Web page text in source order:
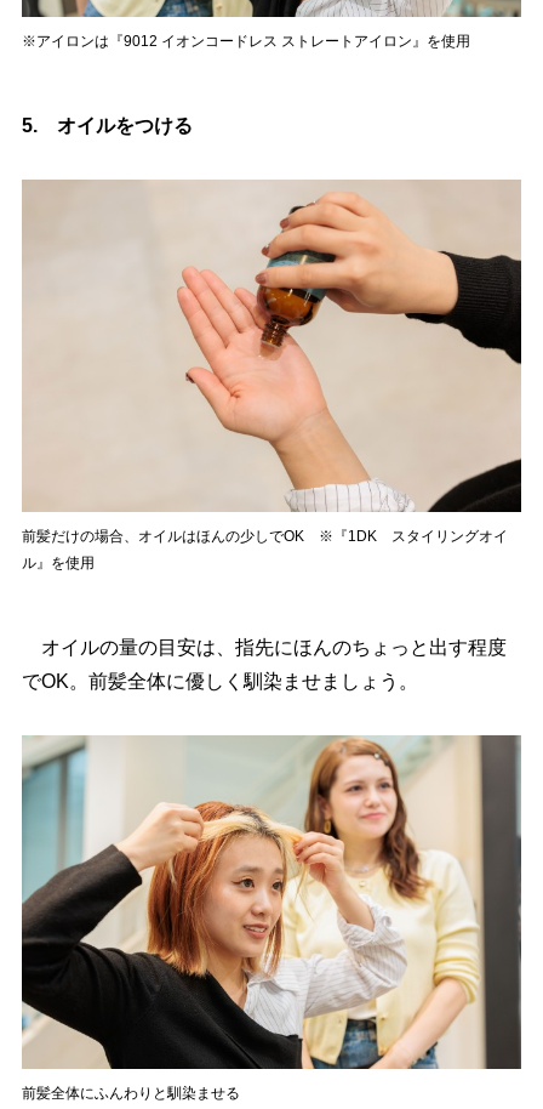
※アイロンは『9012 イオンコードレス ストレートアイロン』を使用
5. オイルをつける
前髪だけの場合、オイルはほんの少しでOK ※『1DK スタイリングオイ
ル』を使用
オイルの量の目安は、指先にほんのちょっと出す程度
でOK。前髪全体に優しく馴染ませましょう。
前髪全体にふんわりと馴染ませる